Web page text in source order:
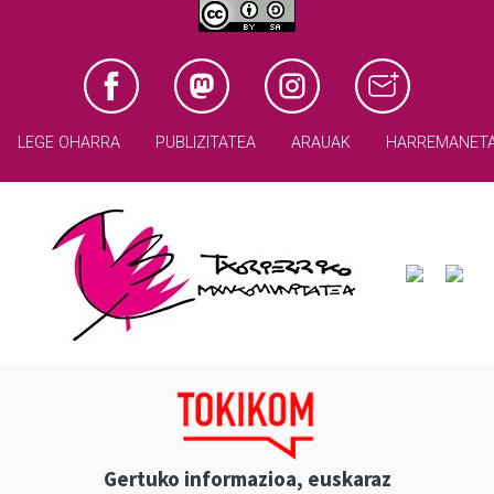
LEGE OHARRA PUBLIZITATEA ARAUAK
Gertuko informazioa, euskaraz